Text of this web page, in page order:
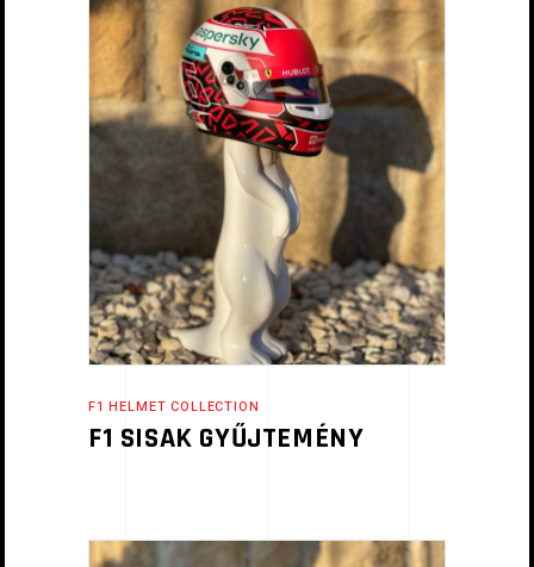
F1 HELMET COLLECTION
F1 SISAK GYŰJTEMÉNY